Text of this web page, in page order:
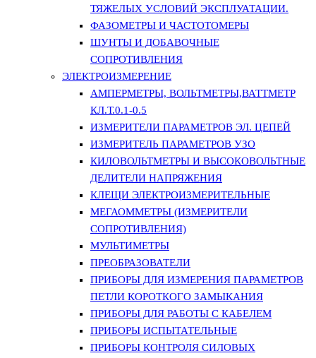
ТЯЖЕЛЫХ УСЛОВИЙ ЭКСПЛУАТАЦИИ.
ФАЗОМЕТРЫ И ЧАСТОТОМЕРЫ
ШУНТЫ И ДОБАВОЧНЫЕ
СОПРОТИВЛЕНИЯ
ЭЛЕКТРОИЗМЕРЕНИЕ
АМПЕРМЕТРЫ, ВОЛЬТМЕТРЫ,ВАТТМЕТР
КЛ.Т.0.1-0.5
ИЗМЕРИТЕЛИ ПАРАМЕТРОВ ЭЛ. ЦЕПЕЙ
ИЗМЕРИТЕЛЬ ПАРАМЕТРОВ УЗО
КИЛОВОЛЬТМЕТРЫ И ВЫСОКОВОЛЬТНЫЕ
ДЕЛИТЕЛИ НАПРЯЖЕНИЯ
КЛЕЩИ ЭЛЕКТРОИЗМЕРИТЕЛЬНЫЕ
МЕГАОММЕТРЫ (ИЗМЕРИТЕЛИ
СОПРОТИВЛЕНИЯ)
МУЛЬТИМЕТРЫ
ПРЕОБРАЗОВАТЕЛИ
ПРИБОРЫ ДЛЯ ИЗМЕРЕНИЯ ПАРАМЕТРОВ
ПЕТЛИ КОРОТКОГО ЗАМЫКАНИЯ
ПРИБОРЫ ДЛЯ РАБОТЫ С КАБЕЛЕМ
ПРИБОРЫ ИСПЫТАТЕЛЬНЫЕ
ПРИБОРЫ КОНТРОЛЯ СИЛОВЫХ